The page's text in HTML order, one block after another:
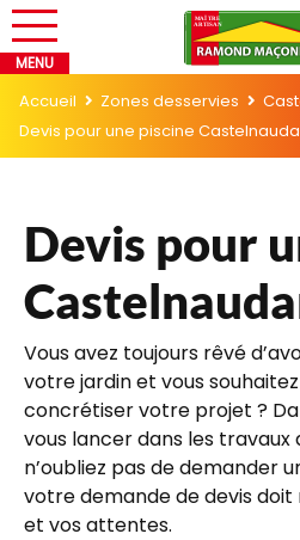
Accueil Zones desservies
Devis pour une piscine
Devis pour
Vous avez toujours rêvé
votre jardin et vous
concrétiser votre projet ?
vous lancer dans les
n’oubliez pas de demander
votre demande de devis
et vos attentes.